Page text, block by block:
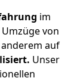
im
von
auf
Unser